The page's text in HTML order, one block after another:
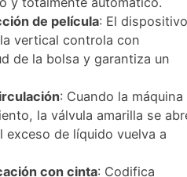
de película: El
vertical controla con
de la bolsa y garantiza un
: Cuando la máquina
la válvula amarilla se
exceso de líquido vuelva a
con cinta: Codifica